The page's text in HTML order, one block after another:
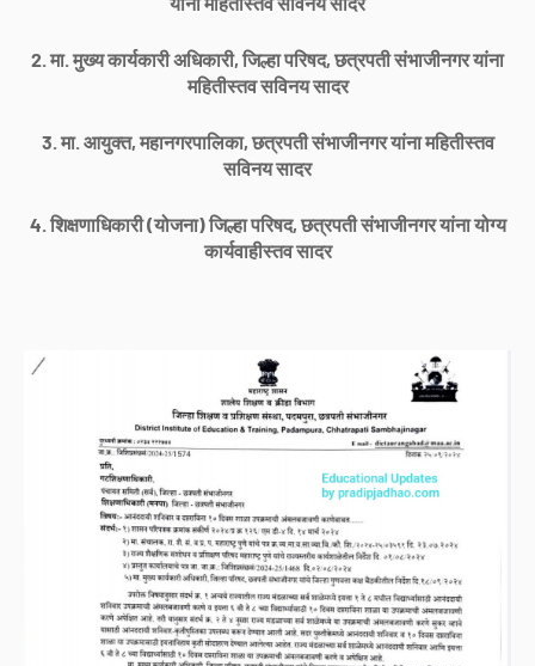
2. मा. मुख्य कार्यकारी अधिकारी, जिल्हा परिषद, छत्रपती संभाजीनगर यांना
महितीस्तव सविनय सादर
3. मा. आयुक्त, महानगरपालिका, छत्रपती संभाजीनगर यांना महितीस्तव
सविनय सादर
4. शिक्षणाधिकारी (योजना) जिल्हा परिषद, छत्रपती संभाजीनगर यांना योग्य
कार्यवाहीस्तव सादर